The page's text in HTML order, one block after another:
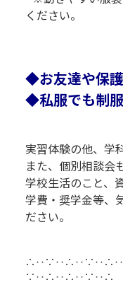
ください。
◆お友達や保
◆私服でも制服
実習体験の他、学
また、個別相談会
学校生活のこと、
学費・奨学金等、
ださい。
∵‥∴‥∴‥∵‥∴